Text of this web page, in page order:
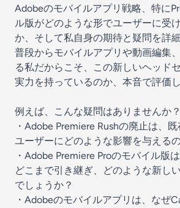
Adobeのモバイルアプリ戦略、特に
ル版がどのような形でユーザーに受
か、そして私自身の期待と疑問を詳
普段からモバイルアプリや動画編集
る私だからこそ、この新しいヘッド
実力を持っているのか、本音で評価し
例えば、こんな疑問はありませんか？
・Adobe Premiere Rushの廃止は、
ユーザーにどのような影響を与える
・Adobe Premiere Proのモバイル版
どこまで引き継ぎ、どのような新し
でしょうか？
・Adobeのモバイルアプリは、なぜ